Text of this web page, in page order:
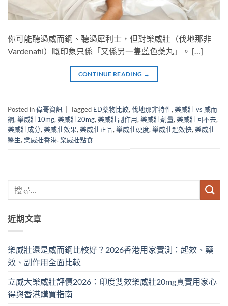
你可能聽過威而鋼、聽過犀利士，但對樂威壯（伐地那非
Vardenafil）嘅印象只係「又係另一隻藍色藥丸」。 […]
CONTINUE READING →
Posted in偉哥資訊 Tagged ED藥物比較, 伐地那非特性, 樂威壯 vs 威而
鋼, 樂威壯10mg, 樂威壯20mg, 樂威壯副作用, 樂威壯劑量, 樂威壯回不去,
樂威壯成分, 樂威壯效果, 樂威壯正品, 樂威壯硬度, 樂威壯起效快, 樂威壯
醫生, 樂威壯香港, 樂威壯點食
近期文章
樂威壯還是威而鋼比較好？2026香港用家實測：起效、藥
效、副作用全面比較
立威大樂威壯評價2026：印度雙效樂威壯20mg真實用家心
得與香港購買指南